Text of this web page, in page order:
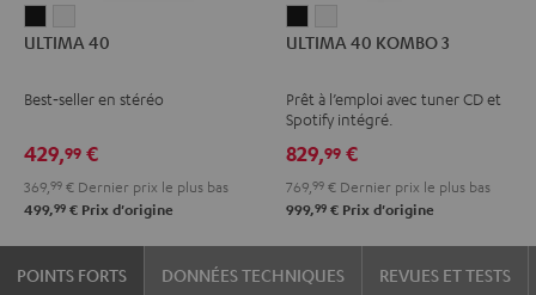
40 40
ULTIMA 40
Best‑seller en stéréo
429,99 €
369, 99 € Dernier prix le plus bas
499,99 € Prix d'origine
40
3
Noir
40
3
Blanc
ULTIMA 40 KOMBO 3
Prêt à l’emploi avec tuner CD et
Spotify intégré.
829,99 €
769, 99 € Dernier prix le plus bas
999,99 € Prix d'origine
POINTS FORTS DONNÉES TECHNIQUES REVUES ET TESTS